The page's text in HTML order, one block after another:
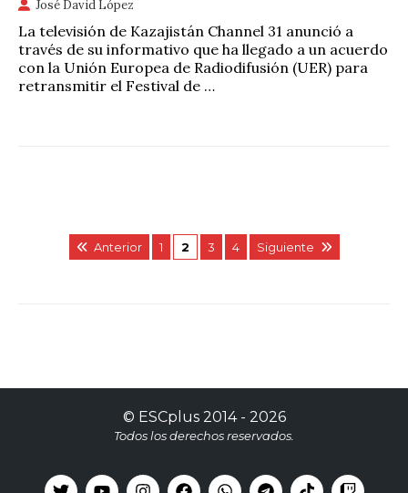
José David López
La televisión de Kazajistán Channel 31 anunció a
través de su informativo que ha llegado a un acuerdo
con la Unión Europea de Radiodifusión (UER) para
retransmitir el Festival de …
Anterior 1 2 3 4 Siguiente
© ESCplus2014 - 2026
Todos los derechos reservados.